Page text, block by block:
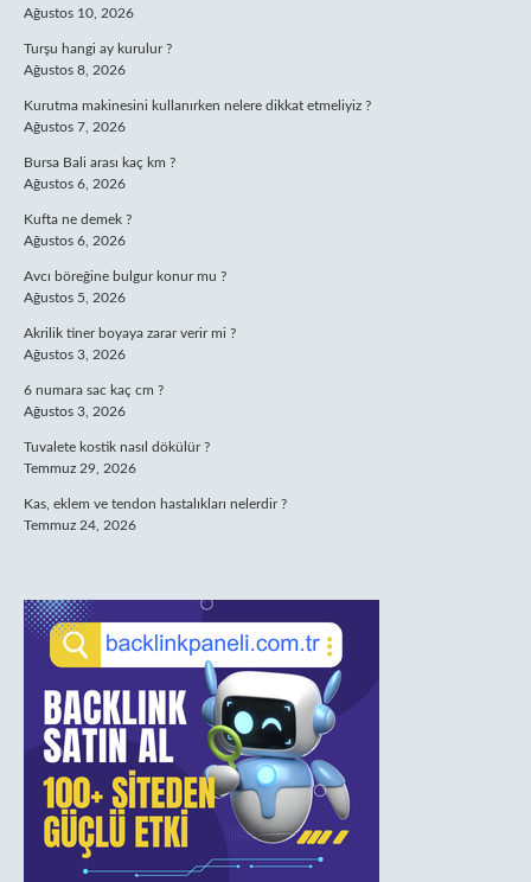
Ağustos 10, 2026
Turşu hangi ay kurulur ?
Ağustos 8, 2026
Kurutma makinesini kullanırken nelere dikkat etmeliyiz ?
Ağustos 7, 2026
Bursa Bali arası kaç km ?
Ağustos 6, 2026
Kufta ne demek ?
Ağustos 6, 2026
Avcı böreğine bulgur konur mu ?
Ağustos 5, 2026
Akrilik tiner boyaya zarar verir mi ?
Ağustos 3, 2026
6 numara sac kaç cm ?
Ağustos 3, 2026
Tuvalete kostik nasıl dökülür ?
Temmuz 29, 2026
Kas, eklem ve tendon hastalıkları nelerdir ?
Temmuz 24, 2026